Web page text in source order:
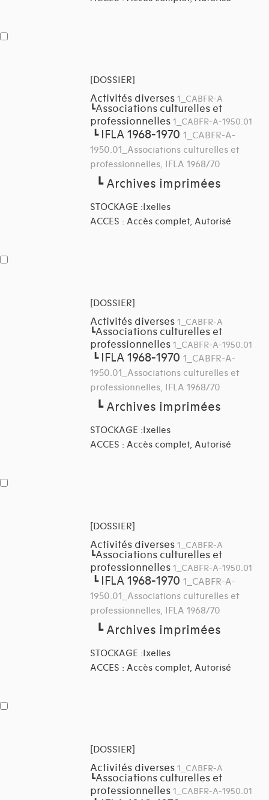
[DOSSIER]
Activités diverses 1_CABFR-A
┗Associations culturelles et
professionnelles 1_CABFR-A-1950.01
┗ IFLA 1968-1970 1_CABFR-A-
1950.01_Associations culturelles et
professionnelles, IFLA 1968/70
┗Archives imprimées
STOCKAGE :Ixelles
ACCES : Accès complet, Autorisé
[DOSSIER]
Activités diverses 1_CABFR-A
┗Associations culturelles et
professionnelles 1_CABFR-A-1950.01
┗ IFLA 1968-1970 1_CABFR-A-
1950.01_Associations culturelles et
professionnelles, IFLA 1968/70
┗Archives imprimées
STOCKAGE :Ixelles
ACCES : Accès complet, Autorisé
[DOSSIER]
Activités diverses 1_CABFR-A
┗Associations culturelles et
professionnelles 1_CABFR-A-1950.01
┗ IFLA 1968-1970 1_CABFR-A-
1950.01_Associations culturelles et
professionnelles, IFLA 1968/70
┗Archives imprimées
STOCKAGE :Ixelles
ACCES : Accès complet, Autorisé
[DOSSIER]
Activités diverses 1_CABFR-A
┗Associations culturelles et
professionnelles 1_CABFR-A-1950.01